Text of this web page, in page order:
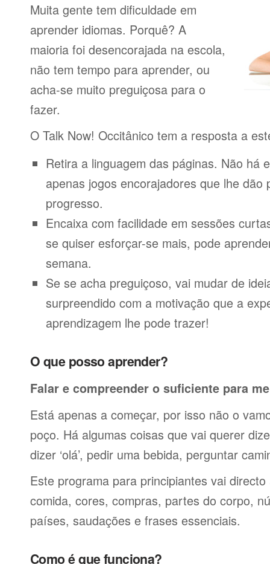
Muita gente tem dificuldade em
aprender idiomas. Porquê? A
maioria foi desencorajada na escola,
não tem tempo para aprender, ou
acha-se muito preguiçosa para o
fazer.
O Talk Now! Occitânico tem a resposta a
Retira a linguagem das páginas. Não há
apenas jogos encorajadores que lhe dão
progresso.
Encaixa com facilidade em sessões
se quiser esforçar-se mais, pode
semana.
Se se acha preguiçoso, vai mudar de
surpreendido com a motivação que a
aprendizagem lhe pode trazer!
O que posso aprender?
Falar e compreender o suficiente para
Está apenas a começar, por isso não o
poço. Há algumas coisas que vai querer
dizer ‘olá’, pedir uma bebida, perguntar
Este programa para principiantes vai
comida, cores, compras, partes do corpo,
países, saudações e frases essenciais.
Como é que funciona?